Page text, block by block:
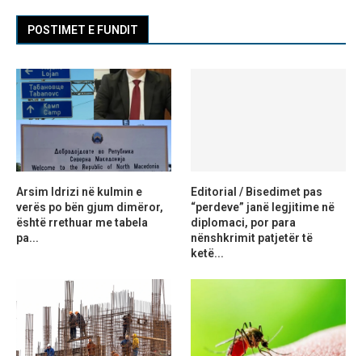
POSTIMET E FUNDIT
Arsim Idrizi në kulmin e
verës po bën gjum dimëror,
është rrethuar me tabela
pa...
Editorial / Bisedimet pas
“perdeve” janë legjitime në
diplomaci, por para
nënshkrimit patjetër të
ketë...